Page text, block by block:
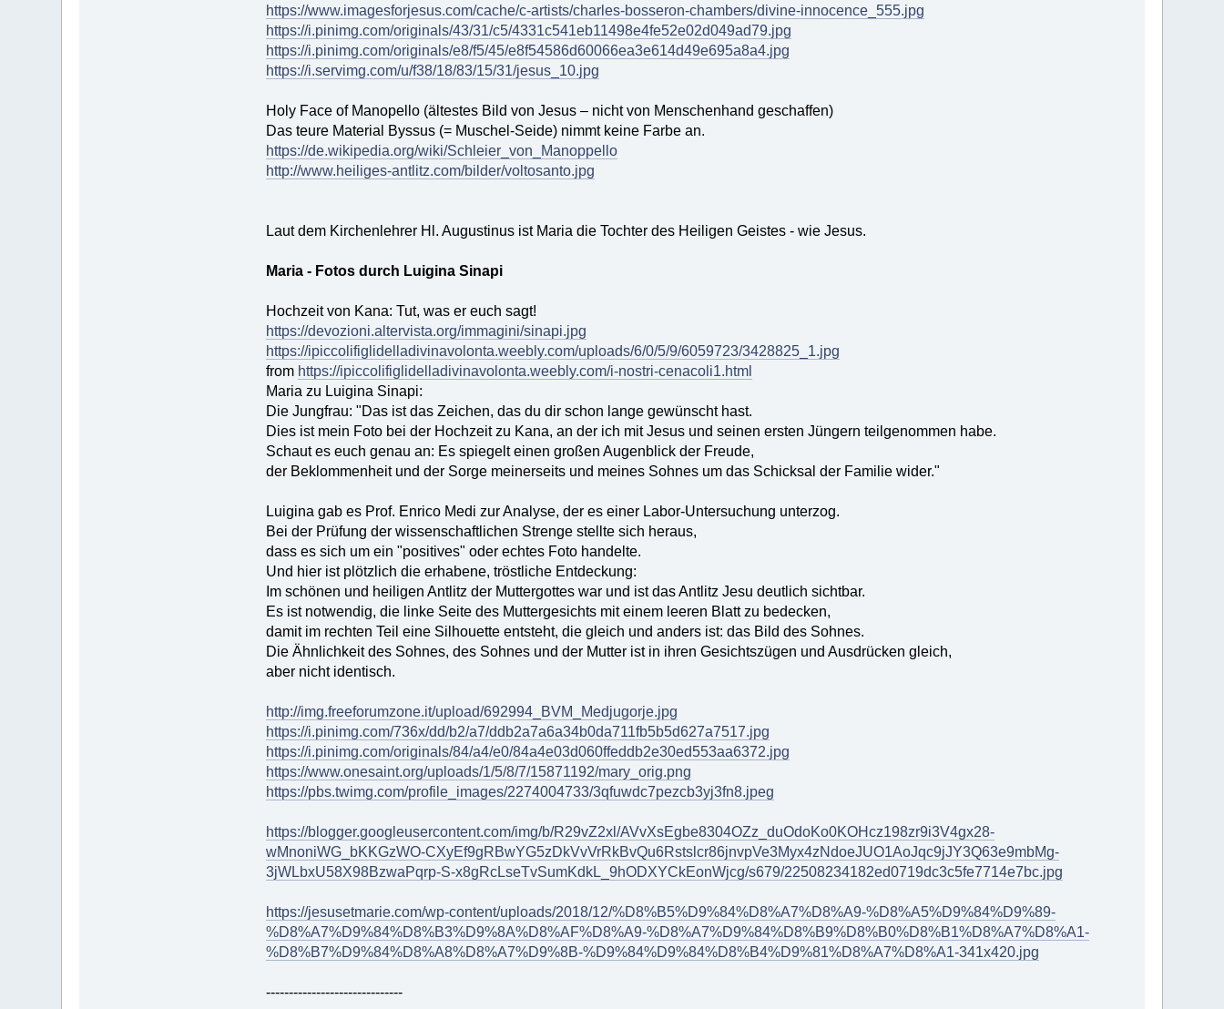
https://www.imagesforjesus.com/cache/c-artists/charles-bosseron-chambers/divine-innocence_555.jpg
https://i.pinimg.com/originals/43/31/c5/4331c541eb11498e4fe52e02d049ad79.jpg
https://i.pinimg.com/originals/e8/f5/45/e8f54586d60066ea3e614d49e695a8a4.jpg
https://i.servimg.com/u/f38/18/83/15/31/jesus_10.jpg
Holy Face of Manopello (ältestes Bild von Jesus – nicht von Menschenhand geschaffen)
Das teure Material Byssus (= Muschel-Seide) nimmt keine Farbe an.
https://de.wikipedia.org/wiki/Schleier_von_Manoppello
http://www.heiliges-antlitz.com/bilder/voltosanto.jpg
Laut dem Kirchenlehrer Hl. Augustinus ist Maria die Tochter des Heiligen Geistes - wie Jesus.
Maria - Fotos durch Luigina Sinapi
Hochzeit von Kana: Tut, was er euch sagt!
https://devozioni.altervista.org/immagini/sinapi.jpg
https://ipiccolifiglidelladivinavolonta.weebly.com/uploads/6/0/5/9/6059723/3428825_1.jpg
from https://ipiccolifiglidelladivinavolonta.weebly.com/i-nostri-cenacoli1.html
Maria zu Luigina Sinapi:
Die Jungfrau: "Das ist das Zeichen, das du dir schon lange gewünscht hast.
Dies ist mein Foto bei der Hochzeit zu Kana, an der ich mit Jesus und seinen ersten Jüngern teilgenommen habe.
Schaut es euch genau an: Es spiegelt einen großen Augenblick der Freude,
der Beklommenheit und der Sorge meinerseits und meines Sohnes um das Schicksal der Familie wider."
Luigina gab es Prof. Enrico Medi zur Analyse, der es einer Labor-Untersuchung unterzog.
Bei der Prüfung der wissenschaftlichen Strenge stellte sich heraus,
dass es sich um ein "positives" oder echtes Foto handelte.
Und hier ist plötzlich die erhabene, tröstliche Entdeckung:
Im schönen und heiligen Antlitz der Muttergottes war und ist das Antlitz Jesu deutlich sichtbar.
Es ist notwendig, die linke Seite des Muttergesichts mit einem leeren Blatt zu bedecken,
damit im rechten Teil eine Silhouette entsteht, die gleich und anders ist: das Bild des Sohnes.
Die Ähnlichkeit des Sohnes, des Sohnes und der Mutter ist in ihren Gesichtszügen und Ausdrücken gleich,
aber nicht identisch.
http://img.freeforumzone.it/upload/692994_BVM_Medjugorje.jpg
https://i.pinimg.com/736x/dd/b2/a7/ddb2a7a6a34b0da711fb5b5d627a7517.jpg
https://i.pinimg.com/originals/84/a4/e0/84a4e03d060ffeddb2e30ed553aa6372.jpg
https://www.onesaint.org/uploads/1/5/8/7/15871192/mary_orig.png
https://pbs.twimg.com/profile_images/2274004733/3qfuwdc7pezcb3yj3fn8.jpeg
https://blogger.googleusercontent.com/img/b/R29vZ2xl/AVvXsEgbe8304OZz_duOdoKo0KOHcz198zr9i3V4gx28-
wMnoniWG_bKKGzWO-CXyEf9gRBwYG5zDkVvVrRkBvQu6Rstslcr86jnvpVe3Myx4zNdoeJUO1AoJqc9jJY3Q63e9mbMg-
3jWLbxU58X98BzwaPqrp-S-x8gRcLseTvSumKdkL_9hODXYCkEonWjcg/s679/22508234182ed0719dc3c5fe7714e7bc.jpg
https://jesusetmarie.com/wp-content/uploads/2018/12/%D8%B5%D9%84%D8%A7%D8%A9-%D8%A5%D9%84%D9%89-
%D8%A7%D9%84%D8%B3%D9%8A%D8%AF%D8%A9-%D8%A7%D9%84%D8%B9%D8%B0%D8%B1%D8%A7%D8%A1-
%D8%B7%D9%84%D8%A8%D8%A7%D9%8B-%D9%84%D9%84%D8%B4%D9%81%D8%A7%D8%A1-341x420.jpg
------------------------------